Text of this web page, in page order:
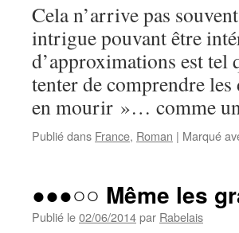
Cela n’arrive pas
intrigue pouvant être
d’approximations est tel
tenter de comprendre
en mourir »… comme
Publié dans France, Roman | Marqué
●●●○○ Même les
Publié le02/06/2014par Rabelais